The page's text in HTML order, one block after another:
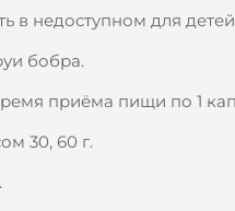
в недоступном для
бобра.
приёма пищи по 1
30, 60 г.